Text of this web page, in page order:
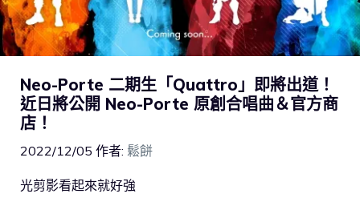
Neo-Porte 二期生「Quattro」即將出道！
近日將公開 Neo-Porte 原創合唱曲＆官方商
店！
2022/12/05 作者: 鬆餅
光剪影看起來就好強